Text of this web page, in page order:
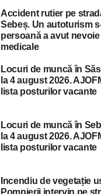
Accident rutier pe
Sebeș. Un autoturism
persoană a avut
medicale
Locuri de muncă în
la 4 august 2026.
lista posturilor vacante
Locuri de muncă în
la 4 august 2026.
lista posturilor vacante
Incendiu de vegetație
Pompierii intervin pe